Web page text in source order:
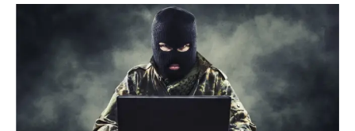
5ª COLUMNA
CARTAS DEL DIRECTOR